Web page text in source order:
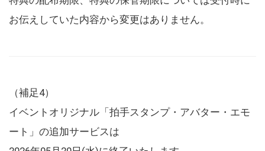
お伝えしていた内容から変更はありません。
（補足4）
イベントオリジナル「拍手スタンプ・アバター・エモ
ート」の追加サービスは